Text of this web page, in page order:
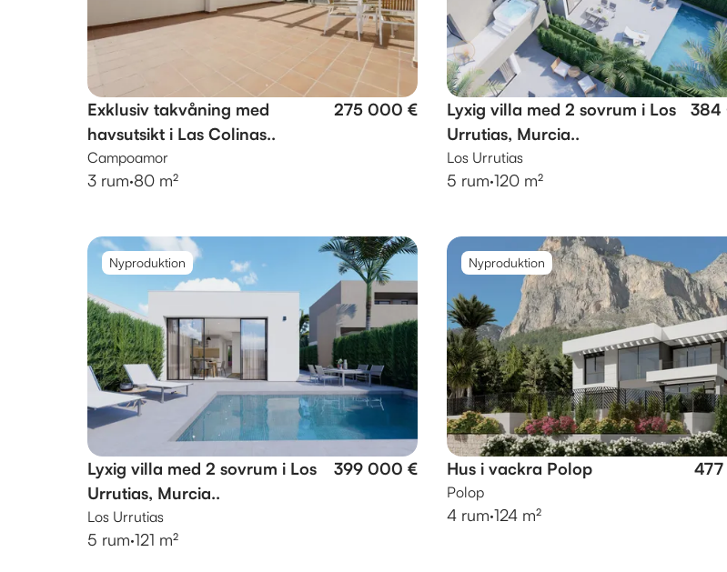
Exklusiv takvåning med
havsutsikt i Las Colinas..
275 000 €
Campoamor
3 rum·80 m²
Lyxig villa med 2 sovrum i Los
Urrutias, Murcia..
384
Los Urrutias
5 rum·120 m²
Nyproduktion
Lyxig villa med 2 sovrum i Los
Urrutias, Murcia..
399 000 €
Los Urrutias
5 rum·121 m²
Nyproduktion
Hus i vackra Polop
Polop
4 rum·124 m²